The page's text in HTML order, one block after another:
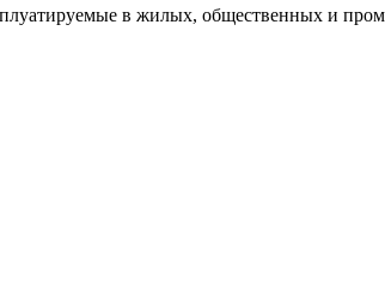
в жилых, общественных и